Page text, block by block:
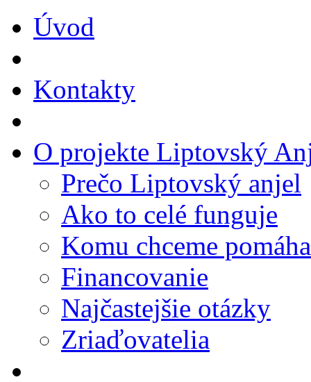
Úvod
Kontakty
O projekte Liptovský
Prečo Liptovský anjel
Ako to celé funguje
Komu chceme
Financovanie
Najčastejšie otázky
Zriaďovatelia